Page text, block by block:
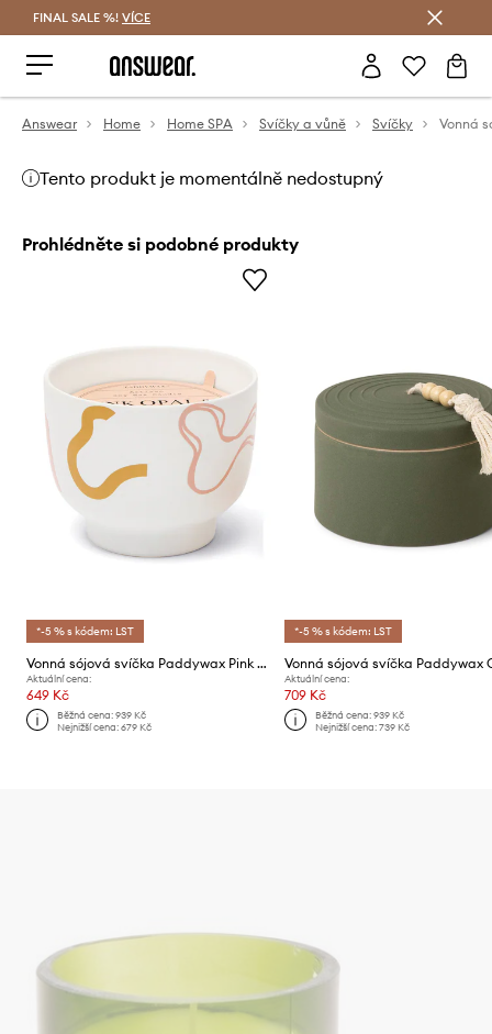
FINAL SALE %! VÍCE
Answear Home Home SPA Svíčky a vůně Svíčky
Tento produkt je momentálně nedostupný
Prohlédněte si podobné produkty
*-5 % s kódem: LST
Vonná sójová svíčka Paddywax Pink Opal & Persimmon 340g
Aktuální cena:
649 Kč
Běžná cena:939 Kč
Nejnižší cena:679 Kč
*-5 % s kódem: LST
Aktuální cena:
709 Kč
Běžná cena: 939 Kč
Nejnižší cena: 739 Kč